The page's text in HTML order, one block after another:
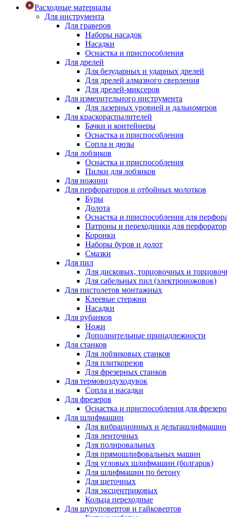
Расходные материалы
Для инструмента
Для граверов
Наборы насадок
Насадки
Оснастка и приспособления
Для дрелей
Для безударных и ударных дрелей
Для дрелей алмазного сверления
Для дрелей-миксеров
Для измерительного инструмента
Для лазерных уровней и дальномеров
Для краскораспылителей
Бачки и контейнеры
Оснастка и приспособления
Сопла и дюзы
Для лобзиков
Оснастка и приспособления
Пилки для лобзиков
Для ножниц
Для перфораторов и отбойных молотков
Буры
Долота
Оснастка и приспособления для
Патроны и переходники для
Коронки
Наборы буров и долот
Смазки
Для пил
Для дисковых, торцовочных и
Для сабельных пил (электроножовок)
Для пистолетов монтажных
Клеевые стержни
Насадки
Для рубанков
Ножи
Дополнительные принадлежности
Для станков
Для лобзиковых станков
Для плиткорезов
Для фрезерных станков
Для термовоздуходувок
Сопла и насадки
Для фрезеров
Оснастка и приспособления для
Для шлифмашин
Для вибрационных и дельташлифмашин
Для ленточных
Для полировальных
Для прямошлифовальных машин
Для угловых шлифмашин (болгарок)
Для шлифмашин по бетону
Для щеточных
Для эксцентриковых
Кольца переходные
Для шуруповертов и гайковертов